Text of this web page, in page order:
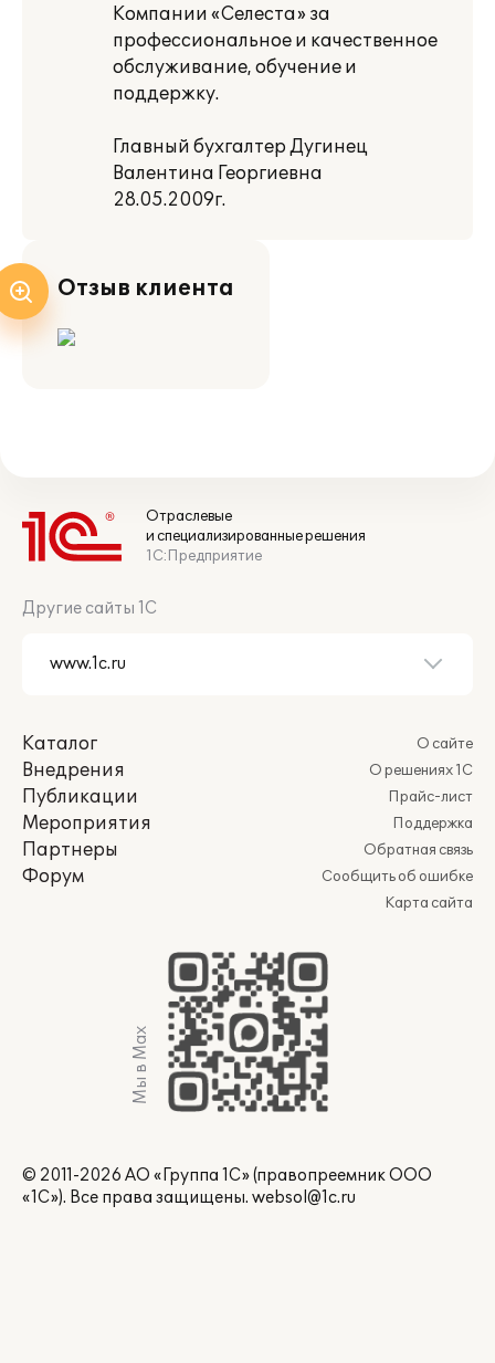
Компании «Селеста» за
профессиональное и качественное
обслуживание, обучение и
поддержку.
Главный бухгалтер Дугинец
Валентина Георгиевна
28.05.2009г.
Отзыв клиента
Отраслевые
и специализированные решения
1С:Предприятие
Другие сайты 1С
Каталог
Внедрения
Публикации
Мероприятия
Партнеры
Форум
О сайте
О решениях 1С
Прайс-лист
Поддержка
Обратная связь
Сообщить об ошибке
Карта сайта
Мы в Max
© 2011-2026 АО «Группа 1С» (правопреемник ООО
«1С»). Все права защищены. websol@1c.ru